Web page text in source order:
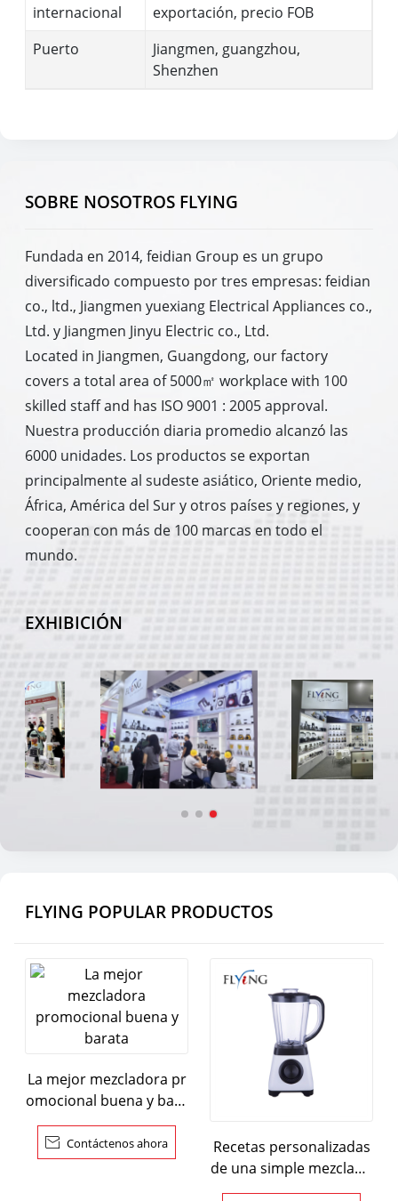
internacional
exportación, precio FOB
Puerto
Jiangmen, guangzhou,
Shenzhen
SOBRE NOSOTROS FLYING
Fundada en 2014, feidian Group es un grupo
diversificado compuesto por tres empresas: feidian
co., ltd., Jiangmen yuexiang Electrical Appliances co.,
Ltd. y Jiangmen Jinyu Electric co., Ltd.
Located in Jiangmen, Guangdong, our factory
covers a total area of 5000㎡ workplace with 100
skilled staff and has ISO 9001 : 2005 approval.
Nuestra producción diaria promedio alcanzó las
6000 unidades. Los productos se exportan
principalmente al sudeste asiático, Oriente medio,
África, América del Sur y otros países y regiones, y
cooperan con más de 100 marcas en todo el
mundo.
EXHIBICIÓN
FLYING POPULAR PRODUCTOS
La mejor mezcladora pr
omocional buena y bara
ta
 Contáctenos ahora
Recetas personalizadas
de una simple mezclado
ra de postres